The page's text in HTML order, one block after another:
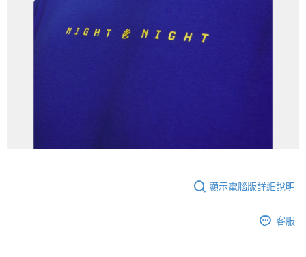
顯示電腦版詳細說明
客服